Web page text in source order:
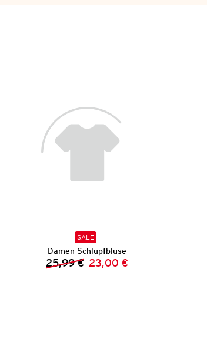
SALE
Damen Schlupfbluse
Vorheriger Preis:
25,99 € Neuer Preis:
23,00 €